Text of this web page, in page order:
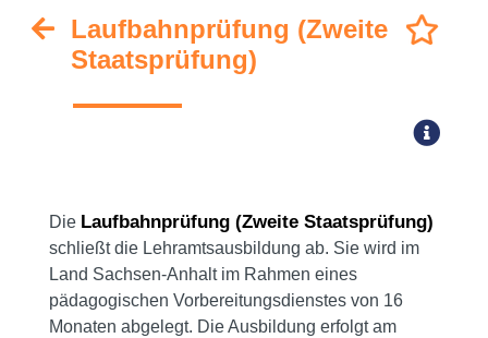
Laufbahnprüfung (Zweite
Staatsprüfung)
Die Laufbahnprüfung (Zweite Staatsprüfung)
schließt die Lehramtsausbildung ab. Sie wird im
Land Sachsen-Anhalt im Rahmen eines
pädagogischen Vorbereitungsdienstes von 16
Monaten abgelegt. Die Ausbildung erfolgt am